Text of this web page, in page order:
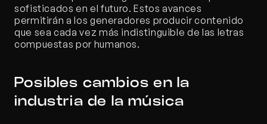
sofisticados en el futuro. Estos avances
permitirán a los generadores producir contenido
que sea cada vez más indistinguible de las letras
compuestas por humanos.
Posibles cambios en la
industria de la música